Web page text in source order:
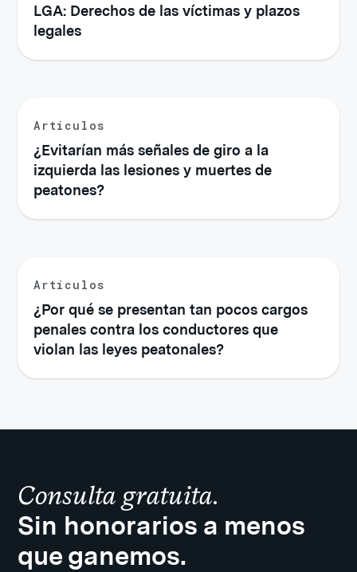
LGA: Derechos de las víctimas y plazos
legales
Artículos
¿Evitarían más señales de giro a la
izquierda las lesiones y muertes de
peatones?
Artículos
¿Por qué se presentan tan pocos cargos
penales contra los conductores que
violan las leyes peatonales?
Consulta gratuita.
Sin honorarios a menos
que ganemos.